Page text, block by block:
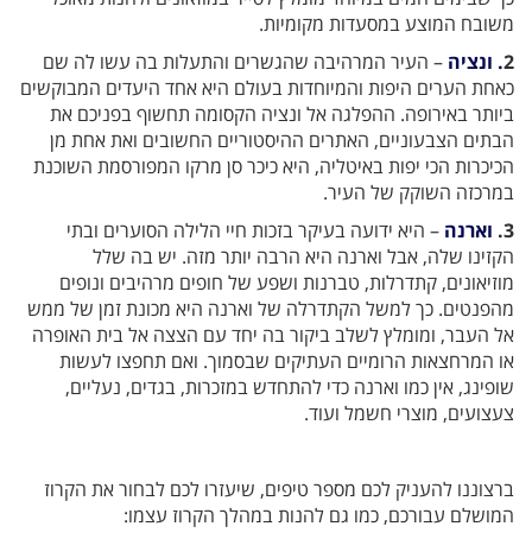
משובח המוצע במסעדות מקומיות.
2. ונציה – העיר המרהיבה שהגשרים והתעלות בה עשו לה שם
כאחת הערים היפות והמיוחדות בעולם היא אחד היעדים המבוקשים
ביותר באירופה. ההפלגה אל ונציה הקסומה תחשוף בפניכם את
הבתים הצבעוניים, האתרים ההיסטוריים החשובים ואת אחת מן
הכיכרות הכי יפות באיטליה, היא כיכר סן מרקו המפורסמת השוכנת
במרכזה השוקק של העיר.
3. וארנה – היא ידועה בעיקר בזכות חיי הלילה הסוערים ובתי
הקזינו שלה, אבל וארנה היא הרבה יותר מזה. יש בה שלל
מוזיאונים, קתדרלות, טברנות ושפע של חופים מרהיבים ונופים
מהפנטים. כך למשל הקתדרלה של וארנה היא מכונת זמן של ממש
אל העבר, ומומלץ לשלב ביקור בה יחד עם הצצה אל בית האופרה
או המרחצאות הרומיים העתיקים שבסמוך. ואם תחפצו לעשות
שופינג, אין כמו וארנה כדי להתחדש במזכרות, בגדים, נעליים,
צעצועים, מוצרי חשמל ועוד.
ברצוננו להעניק לכם מספר טיפים, שיעזרו לכם לבחור את הקרוז
המושלם עבורכם, כמו גם להנות במהלך הקרוז עצמו: